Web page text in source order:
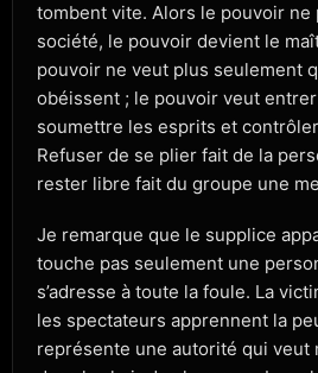
tombent vite. Alors le pouvoir ne
société, le pouvoir devient le
pouvoir ne veut plus seulement
obéissent ; le pouvoir veut
soumettre les esprits et
Refuser de se plier fait de la
rester libre fait du groupe une
Je remarque que le supplice
touche pas seulement une
s’adresse à toute la foule. La
les spectateurs apprennent la
représente une autorité qui veut